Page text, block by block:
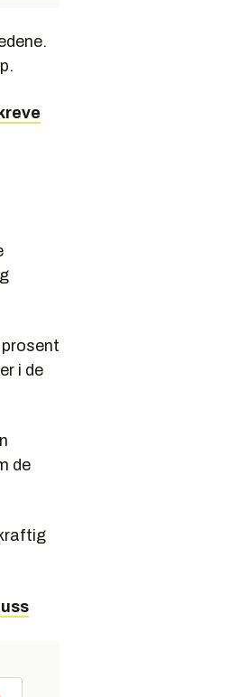
prosent
i de
de